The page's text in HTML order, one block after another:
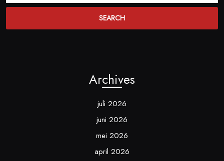
Archives
juli 2026
juni 2026
mei 2026
april 2026